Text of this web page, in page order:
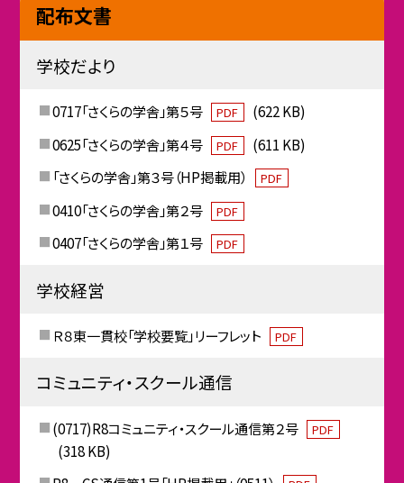
配布文書
学校だより
0717「さくらの学舎」第５号 PDF
(622 KB)
0625「さくらの学舎」第４号
PDF
(611 KB)
「さくらの学舎」第３号（HP掲載用）
PDF
0410「さくらの学舎」第２号 PDF
0407「さくらの学舎」第１号 PDF
学校経営
Ｒ８東一貫校「学校要覧」リーフレット PDF
コミュニティ・スクール通信
(0717)R8コミュニティ・スクール通信第２号 PDF
(318 KB)